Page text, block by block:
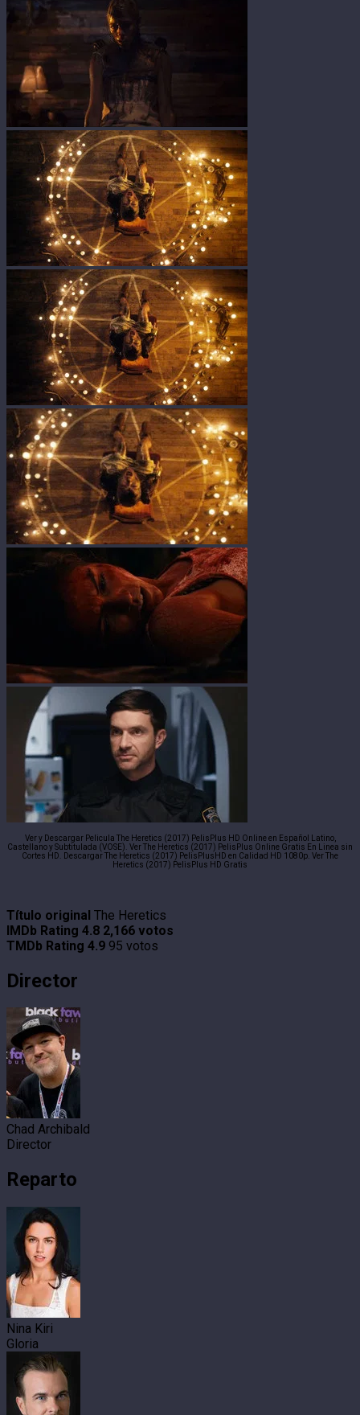
Ver y Descargar Pelicula The Heretics (2017) PelisPlus HD Online en Español Latino,
Castellano y Subtitulada (VOSE). Ver The Heretics (2017) PelisPlus Online Gratis En Linea sin
Cortes HD. Descargar The Heretics (2017) PelisPlusHD en Calidad HD 1080p. Ver The
Heretics (2017) PelisPlus HD Gratis
Título original The Heretics
IMDb Rating 4.8 2,166 votos
TMDb Rating 4.9 95 votos
Director
Chad Archibald
Director
Reparto
Nina Kiri
Gloria